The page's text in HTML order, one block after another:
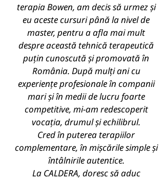
terapia Bowen, am decis să urmez și
eu aceste cursuri până la nivel de
master, pentru a afla mai mult
despre această tehnică terapeutică
puțin cunoscută și promovată în
România. După mulți ani cu
experiențe profesionale în companii
mari și în medii de lucru foarte
competitive, mi-am redescoperit
vocația, drumul și echilibrul.
Cred în puterea terapiilor
complementare, în mișcările simple și
întâlnirile autentice.
La CALDERA, doresc să aduc